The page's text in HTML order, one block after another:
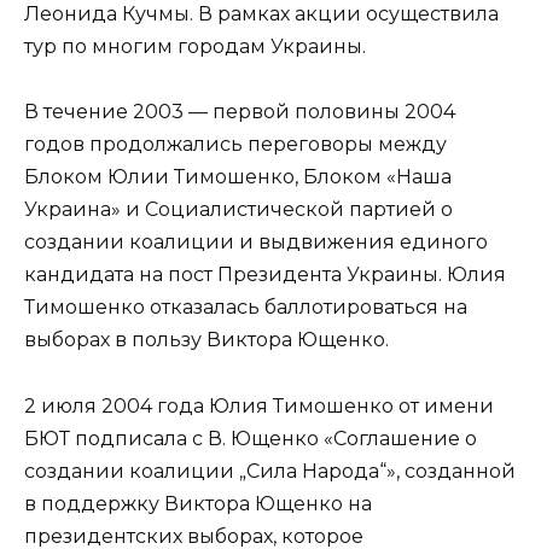
Леонида Кучмы. В рамках акции осуществила
тур по многим городам Украины.
В течение 2003 — первой половины 2004
годов продолжались переговоры между
Блоком Юлии Тимошенко, Блоком «Наша
Украина» и Социалистической партией о
создании коалиции и выдвижения единого
кандидата на пост Президента Украины. Юлия
Тимошенко отказалась баллотироваться на
выборах в пользу Виктора Ющенко.
2 июля 2004 года Юлия Тимошенко от имени
БЮТ подписала с В. Ющенко «Соглашение о
создании коалиции „Сила Народа“», созданной
в поддержку Виктора Ющенко на
президентских выборах, которое